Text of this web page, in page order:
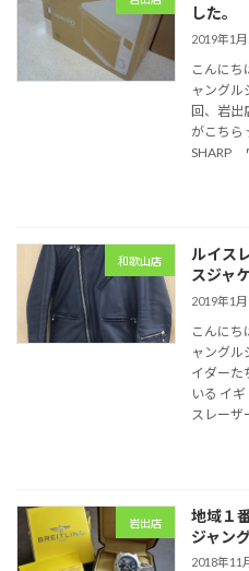
した。
2019年1
こんにち
ャング
回、岩出
がこ
SHARP
和歌山店
ルイス
スジャ
2019年1
こんにち
ャング
イダーた
いる イ
スレーザ
岩出店
地域１
ジャン
2018年11